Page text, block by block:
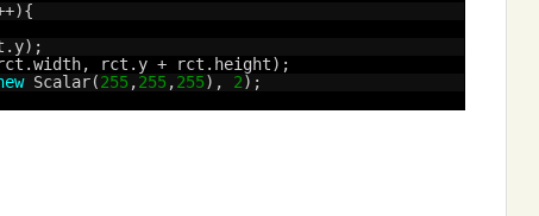
rct.y + rct.height);
Scalar(255,255,255), 2);